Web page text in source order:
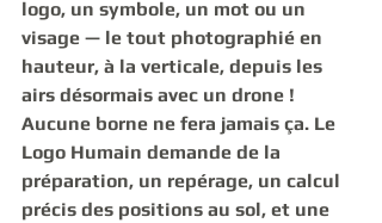
logo, un symbole, un mot ou un
visage — le tout photographié en
hauteur, à la verticale, depuis les
airs désormais avec un drone !
Aucune borne ne fera jamais ça. Le
Logo Humain demande de la
préparation, un repérage, un calcul
précis des positions au sol, et une